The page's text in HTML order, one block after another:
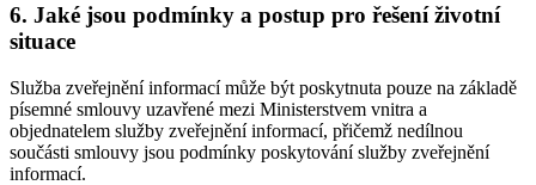
6. Jaké jsou podmínky a postup pro řešení životní
situace
Služba zveřejnění informací může být poskytnuta pouze na základě
písemné smlouvy uzavřené mezi Ministerstvem vnitra a
objednatelem služby zveřejnění informací, přičemž nedílnou
součásti smlouvy jsou podmínky poskytování služby zveřejnění
informací.